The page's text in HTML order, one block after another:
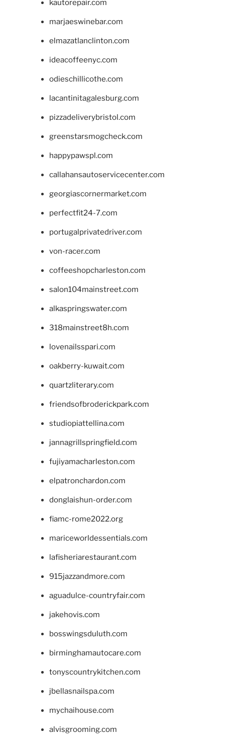
kautorepair.com
marjaeswinebar.com
elmazatlanclinton.com
ideacoffeenyc.com
odieschillicothe.com
lacantinitagalesburg.com
pizzadeliverybristol.com
greenstarsmogcheck.com
happypawspl.com
callahansautoservicecenter.com
georgiascornermarket.com
perfectfit24-7.com
portugalprivatedriver.com
von-racer.com
coffeeshopcharleston.com
salon104mainstreet.com
alkaspringswater.com
318mainstreet8h.com
lovenailsspari.com
oakberry-kuwait.com
quartzliterary.com
friendsofbroderickpark.com
studiopiattellina.com
jannagrillspringfield.com
fujiyamacharleston.com
elpatronchardon.com
donglaishun-order.com
fiamc-rome2022.org
mariceworldessentials.com
lafisheriarestaurant.com
915jazzandmore.com
aguadulce-countryfair.com
jakehovis.com
bosswingsduluth.com
birminghamautocare.com
tonyscountrykitchen.com
jbellasnailspa.com
mychaihouse.com
alvisgrooming.com